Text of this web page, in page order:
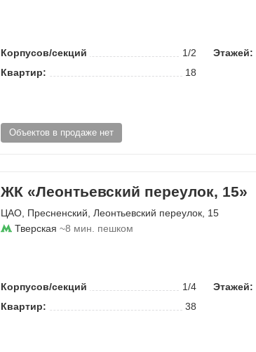
Корпусов/секций 1/2 Этажей:
Квартир:
18
Объектов в продаже нет
ЖК «Леонтьевский переулок, 15»
ЦАО Пресненский Леонтьевский переулок , 15
Тверская ~8 мин. пешком
Корпусов/секций 1/4 Этажей:
Квартир:
38